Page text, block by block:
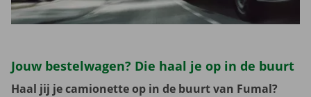
Jouw bestelwagen? Die haal je op in de buurt
Haal jij je camionette op in de buurt van Fumal?